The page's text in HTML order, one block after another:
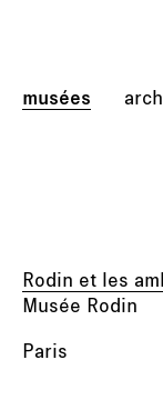
musées
Rodin et les
Musée Rodin
Paris